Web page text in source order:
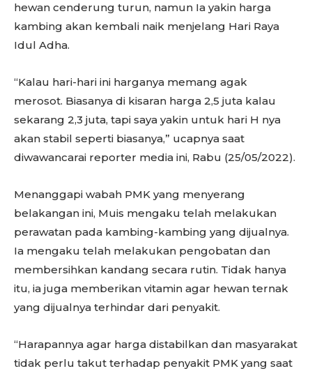
hewan cenderung turun, namun Ia yakin harga
kambing akan kembali naik menjelang Hari Raya
Idul Adha.
“Kalau hari-hari ini harganya memang agak
merosot. Biasanya di kisaran harga 2,5 juta kalau
sekarang 2,3 juta, tapi saya yakin untuk hari H nya
akan stabil seperti biasanya,” ucapnya saat
diwawancarai reporter media ini, Rabu (25/05/2022).
Menanggapi wabah PMK yang menyerang
belakangan ini, Muis mengaku telah melakukan
perawatan pada kambing-kambing yang dijualnya.
Ia mengaku telah melakukan pengobatan dan
membersihkan kandang secara rutin. Tidak hanya
itu, ia juga memberikan vitamin agar hewan ternak
yang dijualnya terhindar dari penyakit.
“Harapannya agar harga distabilkan dan masyarakat
tidak perlu takut terhadap penyakit PMK yang saat